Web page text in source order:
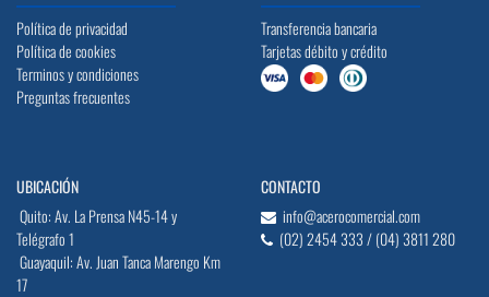
Política de privacidad
Política de cookies
Terminos y condiciones
Preguntas frecuentes
Transferencia bancaria
Tarjetas débito y crédito
UBICACIÓN
Quito: Av. La Prensa N45-14 y
Telégrafo 1
Guayaquil: Av. Juan Tanca Marengo Km
17
CONTACTO
info@acerocomercial.com
(02) 2454 333 / (04) 3811 280